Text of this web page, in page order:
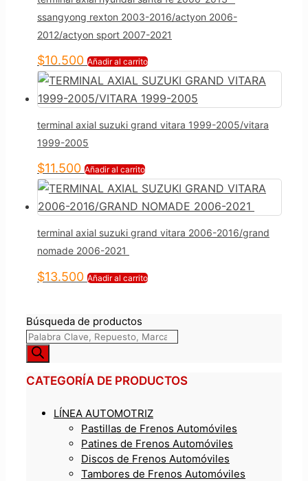
ssangyong rexton 2003-2016/actyon 2006-
2012/actyon sport 2007-2021
$10.500 Añadir al carrito
terminal axial suzuki grand vitara 1999-2005/vitara
1999-2005
$11.500 Añadir al carrito
terminal axial suzuki grand vitara 2006-2016/grand
nomade 2006-2021
$13.500 Añadir al carrito
Búsqueda de productos
CATEGORÍA DE PRODUCTOS
LÍNEA AUTOMOTRIZ
Pastillas de Frenos Automóviles
Patines de Frenos Automóviles
Discos de Frenos Automóviles
Tambores de Frenos Automóviles